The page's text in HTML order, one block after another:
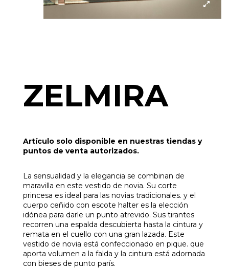
ZELMIRA
Artículo solo disponible en nuestras tiendas y
puntos de venta autorizados.
La sensualidad y la elegancia se combinan de
maravilla en este vestido de novia. Su corte
princesa es ideal para las novias tradicionales. y el
cuerpo ceñido con escote halter es la elección
idónea para darle un punto atrevido. Sus tirantes
recorren una espalda descubierta hasta la cintura y
remata en el cuello con una gran lazada. Este
vestido de novia está confeccionado en pique. que
aporta volumen a la falda y la cintura está adornada
con bieses de punto parís.